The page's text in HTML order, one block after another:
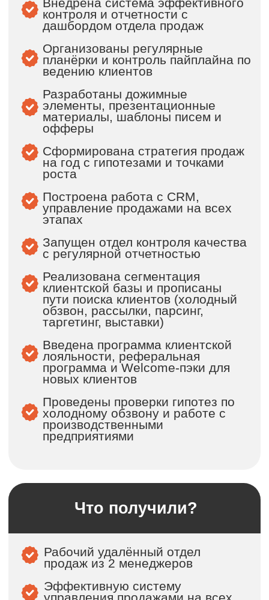
Ⓒ 2025 РОП Шеринг ИНН 9724005553 115487, г.
МОСКВА, ВН. ТЕР. Г. 119034, г. Москва, вн.тер.г.
муниципальный округ Хамовники, пер. Кропоткинский,
Пользовательское соглашение
Согласие на обработку файлов cookies
Согласие на обработку персональных
Согласие на получение новостной и
рекламной рассылки
+ 7 958 497 59 41